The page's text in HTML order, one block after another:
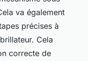
va également
précises à
Cela
correcte de